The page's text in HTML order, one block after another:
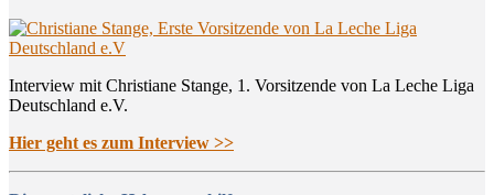
Interview mit Christiane Stange, 1. Vorsitzende von La Leche Liga
Deutschland e.V.
Hier geht es zum Interview >>